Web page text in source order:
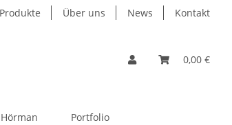
Produkte Über uns News Kontakt
0,00 €
Portfolio